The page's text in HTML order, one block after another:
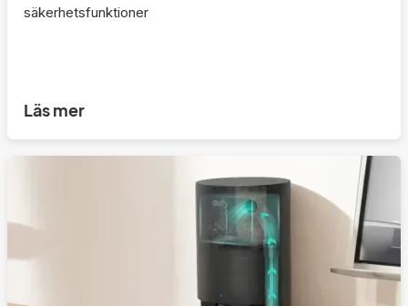
säkerhetsfunktioner
Läs mer